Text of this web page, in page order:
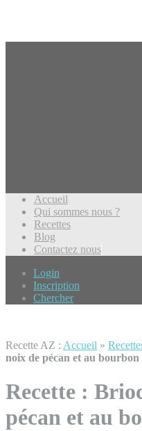
Accueil
Qui sommes nous ?
Recettes
Blog
Contactez nous
Login
Inscription
Chercher
Recette AZ : Accueil »
noix de pécan et au bourbon
Recette :
pécan et au